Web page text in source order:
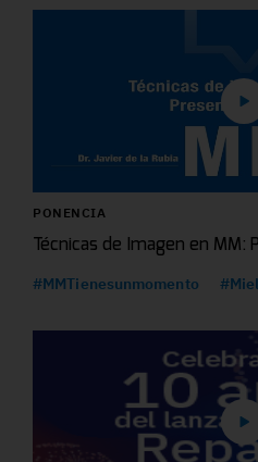
PONENCIA
Técnicas de Imagen en
#MMTienesunmomento